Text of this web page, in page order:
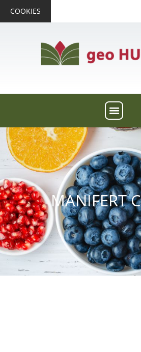
COOKIES
MANIFERT